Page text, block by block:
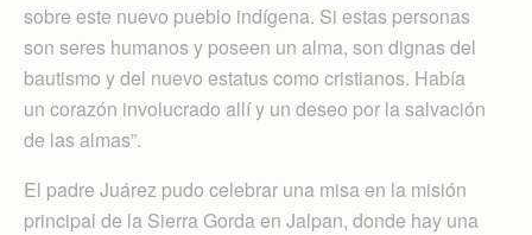
sobre este nuevo pueblo indígena. Si estas personas
son seres humanos y poseen un alma, son dignas del
bautismo y del nuevo estatus como cristianos. Había
un corazón involucrado allí y un deseo por la salvación
de las almas”.
El padre Juárez pudo celebrar una misa en la misión
principal de la Sierra Gorda en Jalpan, donde hay una